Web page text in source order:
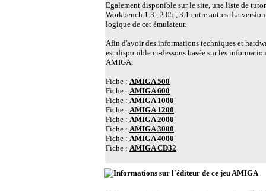
Egalement disponible sur le site, une liste de
Workbench 1.3 , 2.05 , 3.1 entre autres. La
logique de cet émulateur.
Afin d'avoir des informations techniques et
est disponible ci-dessous basée sur les
AMIGA.
Fiche : AMIGA 500
Fiche : AMIGA 600
Fiche : AMIGA 1000
Fiche : AMIGA 1200
Fiche : AMIGA 2000
Fiche : AMIGA 3000
Fiche : AMIGA 4000
Fiche : AMIGA CD32